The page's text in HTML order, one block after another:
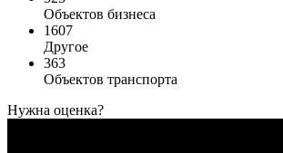
Объектов бизнеса
1607
Другое
363
Объектов транспорта
Нужна оценка?